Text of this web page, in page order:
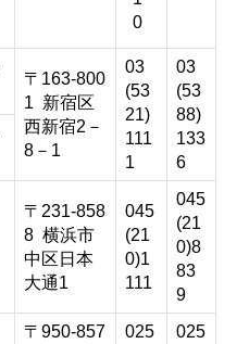
0
〒163-800
1 新宿区
西新宿2－
8－1
03
(53
21)
111
1
03
(53
88)
133
6
〒231-858
8 横浜市
中区日本
大通1
045
(21
0)1
111
045
(21
0)8
83
9
〒950-857
025
025